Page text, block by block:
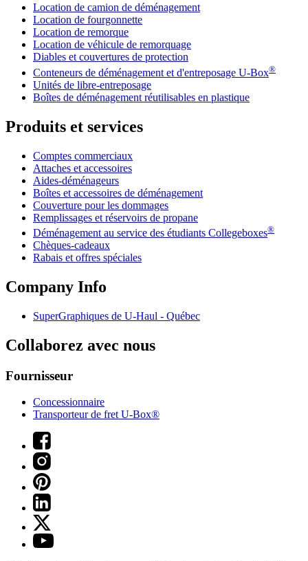
Location de camion de déménagement
Location de fourgonnette
Location de remorque
Location de véhicule de remorquage
Diables et couvertures de protection
Conteneurs de déménagement et d'entreposage U-Box®
Unités de libre-entreposage
Boîtes de déménagement réutilisables en plastique
Produits et services
Comptes commerciaux
Attaches et accessoires
Aides-déménageurs
Boîtes et accessoires de déménagement
Couverture pour les dommages
Remplissages et réservoirs de propane
Déménagement au service des étudiants Collegeboxes®
Chèques-cadeaux
Rabais et offres spéciales
Company Info
SuperGraphiques de U-Haul - Québec
Collaborez avec nous
Fournisseur
Concessionnaire
Transporteur de fret U-Box®